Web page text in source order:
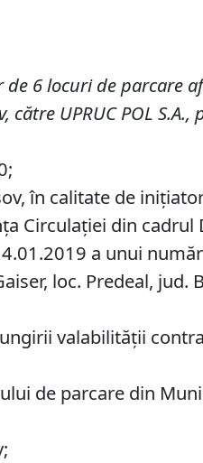
de 6locuri de parcare
UPRUC POL S.A.,
în calitate de
Circulaţiei din cadrul
a unui
loc. Predeal, jud.
valabilității
de parcare din